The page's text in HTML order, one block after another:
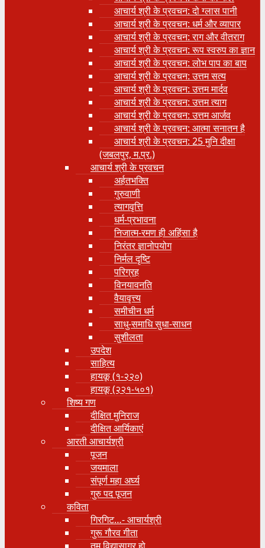
आचार्य श्री के प्रवचन: दो ग्लास पानी
आचार्य श्री के प्रवचन: धर्म और व्यापार
आचार्य श्री के प्रवचन: राग और वीतराग
आचार्य श्री के प्रवचन: रूप स्वरुप का ज्ञान
आचार्य श्री के प्रवचन: लोभ पाप का बाप
आचार्य श्री के प्रवचन: उत्तम सत्य
आचार्य श्री के प्रवचन: उत्तम मार्दव
आचार्य श्री के प्रवचन: उत्तम त्याग
आचार्य श्री के प्रवचन: उत्तम आर्जव
आचार्य श्री के प्रवचन: आत्मा सनातन है
आचार्य श्री के प्रवचन: 25 मुनि दीक्षा
(जबलपुर, म.प्र.)
आचार्य श्री के प्रवचन
अर्हतभक्ति
गुरुवाणी
त्यागवृत्ति
धर्म-प्रभावना
निजात्म-रमण ही अहिंसा है
निरंतर ज्ञानोपयोग
निर्मल दृष्टि
परिग्रह
विनयावनति
वैयावृत्त्य
समीचीन धर्म
साधु-समाधि सुधा-साधन
सुशीलता
उपदेश
साहित्य
हायकू (१‍-२२०)
हायकू (२२१-५०१)
शिष्य गण
दीक्षित मुनिराज
दीक्षित आर्यिकाएं
आरती आचार्यश्री
पूजन
जयमाला
संपूर्ण महा अर्घ्य
गुरु पद पूजन
कविता
गिरगिट…- आचार्यश्री
गुरू गौरव गीता